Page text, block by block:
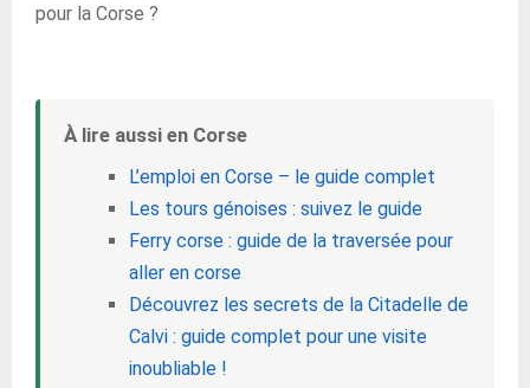
pour la Corse ?
À lire aussi en Corse
L’emploi en Corse – le guide complet
Les tours génoises : suivez le guide
Ferry corse : guide de la traversée pour
aller en corse
Découvrez les secrets de la Citadelle de
Calvi : guide complet pour une visite
inoubliable !